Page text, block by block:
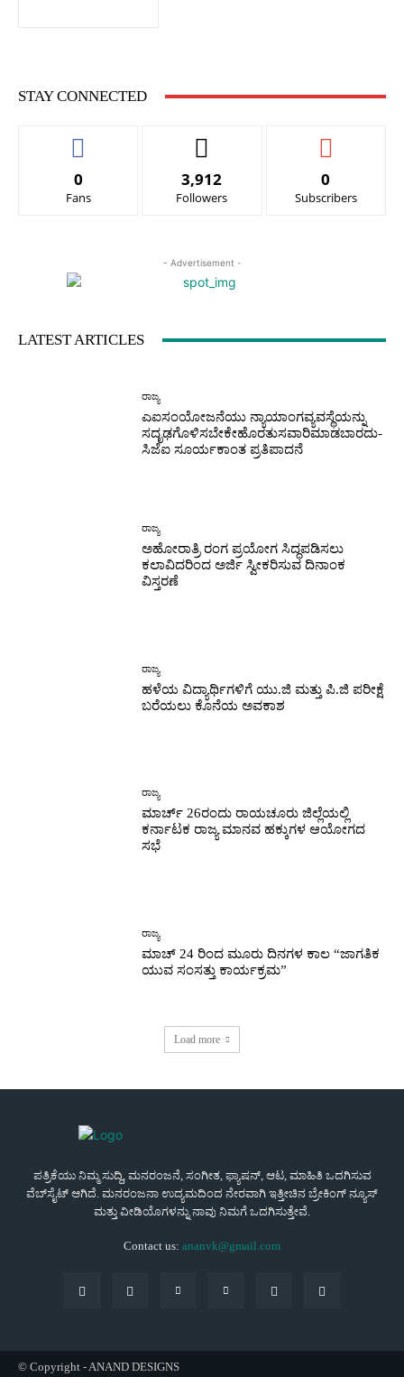
STAY CONNECTED
0
Fans
3,912
Followers
0
Subscribers
- Advertisement -
LATEST ARTICLES
ರಾಜ್ಯ
ಎಐಸಂಯೋಜನೆಯು ನ್ಯಾಯಾಂಗವ್ಯವಸ್ಥೆಯನ್ನು
ಸದೃಢಗೊಳಿಸಬೇಕೇಹೊರತುಸವಾರಿಮಾಡಬಾರದು-
ಸಿಜೆಐ ಸೂರ್ಯಕಾಂತ ಪ್ರತಿಪಾದನೆ
ರಾಜ್ಯ
ಅಹೋರಾತ್ರಿ ರಂಗ ಪ್ರಯೋಗ ಸಿದ್ಧಪಡಿಸಲು
ಕಲಾವಿದರಿಂದ ಅರ್ಜಿ ಸ್ವೀಕರಿಸುವ ದಿನಾಂಕ
ವಿಸ್ತರಣೆ
ರಾಜ್ಯ
ಹಳೆಯ ವಿದ್ಯಾರ್ಥಿಗಳಿಗೆ ಯು.ಜಿ ಮತ್ತು ಪಿ.ಜಿ ಪರೀಕ್ಷೆ
ಬರೆಯಲು ಕೊನೆಯ ಅವಕಾಶ
ರಾಜ್ಯ
ಮಾರ್ಚ್ 26ರಂದು ರಾಯಚೂರು ಜಿಲ್ಲೆಯಲ್ಲಿ
ಕರ್ನಾಟಕ ರಾಜ್ಯ ಮಾನವ ಹಕ್ಕುಗಳ ಆಯೋಗದ
ಸಭೆ
ರಾಜ್ಯ
ಮಾಚ್ 24 ರಿಂದ ಮೂರು ದಿನಗಳ ಕಾಲ “ಜಾಗತಿಕ
ಯುವ ಸಂಸತ್ತು ಕಾರ್ಯಕ್ರಮ”
Load more
ಪತ್ರಿಕೆಯು ನಿಮ್ಮ ಸುದ್ದಿ, ಮನರಂಜನೆ, ಸಂಗೀತ, ಫ್ಯಾಷನ್, ಆಟ, ಮಾಹಿತಿ ಒದಗಿಸುವ
ವೆಬ್‌ಸೈಟ್ ಆಗಿದೆ. ಮನರಂಜನಾ ಉದ್ಯಮದಿಂದ ನೇರವಾಗಿ ಇತ್ತೀಚಿನ ಬ್ರೇಕಿಂಗ್ ನ್ಯೂಸ್
ಮತ್ತು ವೀಡಿಯೊಗಳನ್ನು ನಾವು ನಿಮಗೆ ಒದಗಿಸುತ್ತೇವೆ.
Contact us: ananvk@gmail.com
© Copyright - ANAND DESIGNS